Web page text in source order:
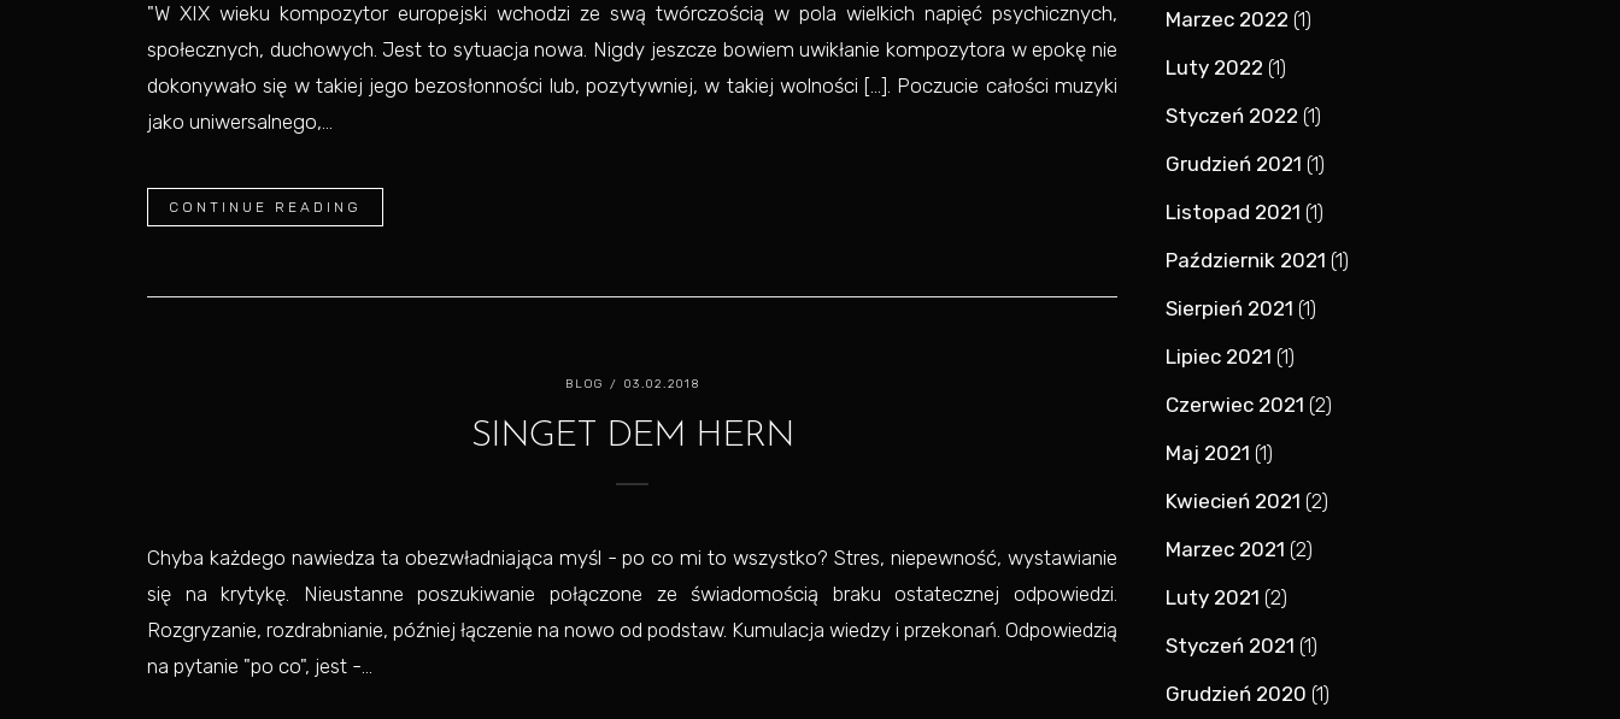
"W XIX wieku kompozytor europejski wchodzi ze swą twórczością w pola wielkich napięć psychicznych,
społecznych, duchowych. Jest to sytuacja nowa. Nigdy jeszcze bowiem uwikłanie kompozytora w epokę nie
dokonywało się w takiej jego bezosłonności lub, pozytywniej, w takiej wolności […]. Poczucie całości muzyki
jako uniwersalnego,...
CONTINUE READING
BLOG / 03.02.2018
SINGET DEM HERN
Chyba każdego nawiedza ta obezwładniająca myśl - po co mi to wszystko? Stres, niepewność, wystawianie
się na krytykę. Nieustanne poszukiwanie połączone ze świadomością braku ostatecznej odpowiedzi.
Rozgryzanie, rozdrabnianie, później łączenie na nowo od podstaw. Kumulacja wiedzy i przekonań. Odpowiedzią
na pytanie "po co", jest -...
Marzec 2022 (1)
Luty 2022 (1)
Styczeń 2022 (1)
Grudzień 2021 (1)
Listopad 2021 (1)
Październik 2021 (1)
Sierpień 2021 (1)
Lipiec 2021 (1)
Czerwiec 2021 (2)
Maj 2021 (1)
Kwiecień 2021 (2)
Marzec 2021 (2)
Luty 2021 (2)
Styczeń 2021 (1)
Grudzień 2020 (1)